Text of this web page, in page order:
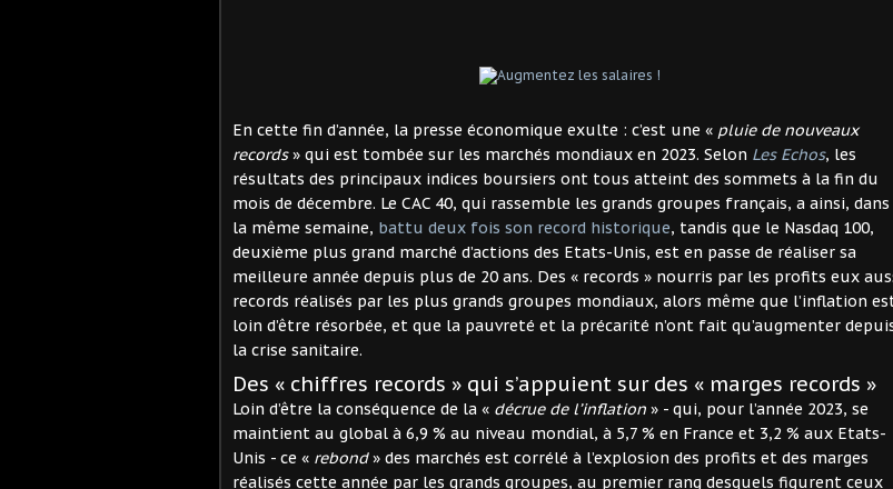
En cette fin d’année, la presse économique exulte : c’est une « pluie de nouveaux
records» qui est tombée sur les marchés mondiaux en 2023. Selon Les Echos, les
résultats des principaux indices boursiers ont tous atteint des sommets à la fin du
mois de décembre. Le CAC 40, qui rassemble les grands groupes français, a ainsi, dans
la même semaine, battu deux fois son record historique, tandis que le Nasdaq 100,
deuxième plus grand marché d’actions des Etats-Unis, est en passe de réaliser sa
meilleure année depuis plus de 20 ans. Des « records » nourris par les profits eux
records réalisés par les plus grands groupes mondiaux, alors même que l’inflation
loin d’être résorbée, et que la pauvreté et la précarité n’ont fait qu’augmenter
la crise sanitaire.
Des « chiffres records » qui s’appuient sur des « marges records »
Loin d’être la conséquence de la « décrue de l’inflation » - qui, pour l’année 2023, se
maintient au global à 6,9 % au niveau mondial, à 5,7 % en France et 3,2 % aux Etats-
Unis - ce « rebond» des marchés est corrélé à l’explosion des profits et des marges
réalisés cette année par les grands groupes, au premier rang desquels figurent ceux